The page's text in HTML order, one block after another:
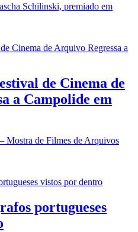
Schilinski, premiado em
de Cinema de
a Campolide em
de Filmes de Arquivos
portugueses